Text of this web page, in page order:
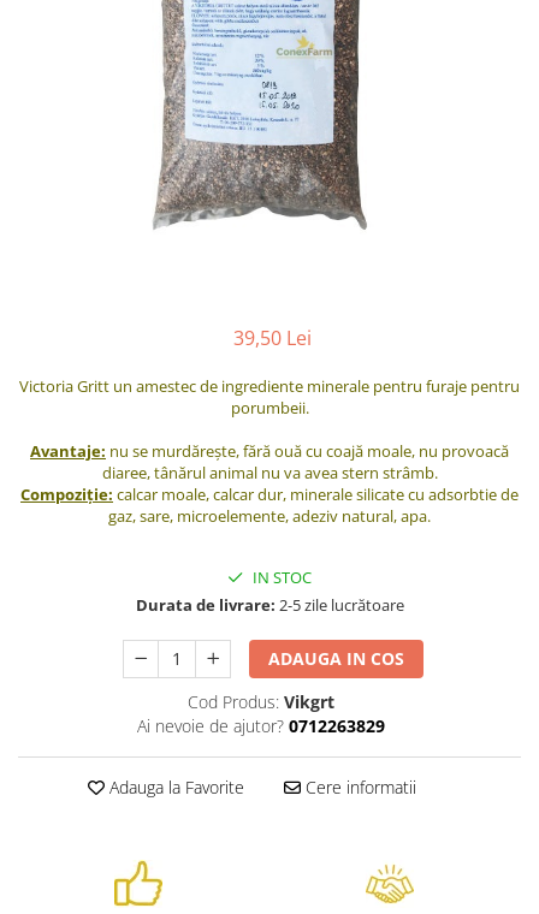
39,50 Lei
Victoria Gritt un amestec de ingrediente minerale pentru furaje pentru
porumbeii.
Avantaje: nu se murdărește, fără ouă cu coajă moale, nu provoacă
diaree, tânărul animal nu va avea stern strâmb.
Compoziție: calcar moale, calcar dur, minerale silicate cu adsorbtie de
gaz, sare, microelemente, adeziv natural, apa.
IN STOC
Durata de livrare: 2-5 zile lucrătoare
ADAUGA IN COS
Cod Produs: Vikgrt
Ai nevoie de ajutor? 0712263829
Adauga la Favorite Cere informatii